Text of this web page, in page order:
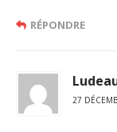
RÉPONDRE
27